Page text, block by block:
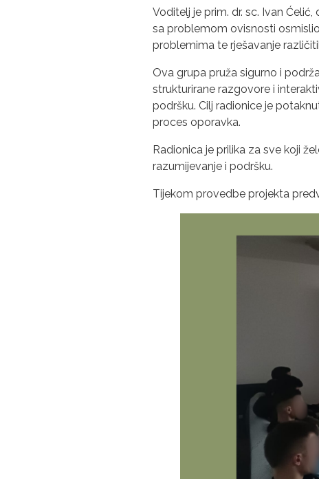
Voditelj je prim. dr. sc. Ivan
sa problemom ovisnosti
problemima te rješavanje
Ova grupa pruža sigurno i
strukturirane razgovore i
podršku. Cilj radionice je
proces oporavka.
Radionica je prilika za sve koji
razumijevanje i podršku.
Tijekom provedbe projekta